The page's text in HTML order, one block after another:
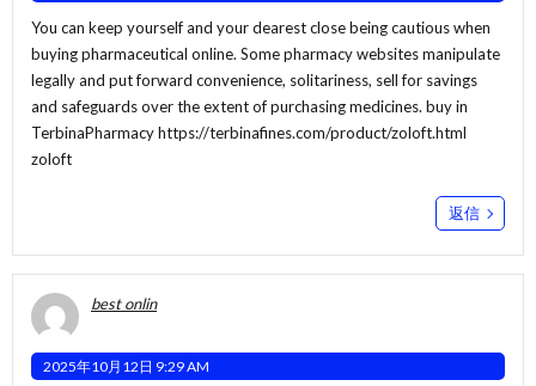
You can keep yourself and your dearest close being cautious when
buying pharmaceutical online. Some pharmacy websites manipulate
legally and put forward convenience, solitariness, sell for savings
and safeguards over the extent of purchasing medicines. buy in
TerbinaPharmacyhttps://terbinafines.com/product/zoloft.html
zoloft
返信
best onlin
2025年10月12日 9:29 AM